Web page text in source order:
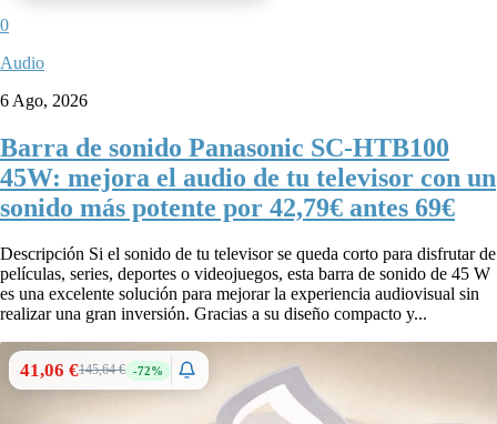
0
Audio
6 Ago, 2026
Barra de sonido Panasonic SC-HTB100
45W: mejora el audio de tu televisor con un
sonido más potente por 42,79€ antes 69€
Descripción Si el sonido de tu televisor se queda corto para disfrutar de
películas, series, deportes o videojuegos, esta barra de sonido de 45 W
es una excelente solución para mejorar la experiencia audiovisual sin
realizar una gran inversión. Gracias a su diseño compacto y...
41,06 €145,64 € -72%